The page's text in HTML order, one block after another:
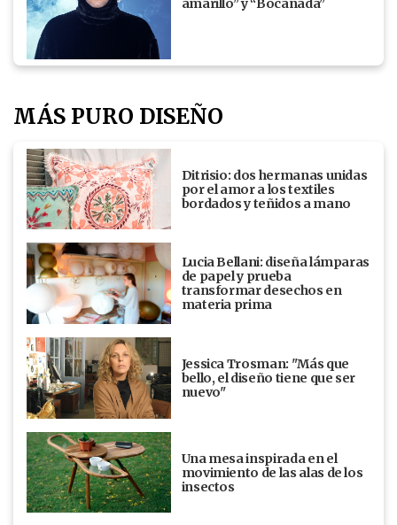
MÁS PURO DISEÑO
Ditrisio: dos hermanas unidas
por el amor a los textiles
bordados y teñidos a mano
Lucia Bellani: diseña lámparas
de papel y prueba
transformar desechos en
materia prima
Jessica Trosman: "Más que
bello, el diseño tiene que ser
nuevo"
Una mesa inspirada en el
movimiento de las alas de los
insectos